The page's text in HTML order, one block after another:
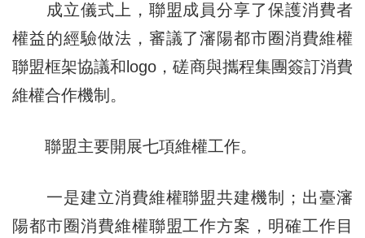
成立儀式上，聯盟成員分享了保護消費者
權益的經驗做法，審議了瀋陽都市圈消費維權
聯盟框架協議和logo，磋商與攜程集團簽訂消費
維權合作機制。
聯盟主要開展七項維權工作。
一是建立消費維權聯盟共建機制；出臺瀋
陽都市圈消費維權聯盟工作方案，明確工作目